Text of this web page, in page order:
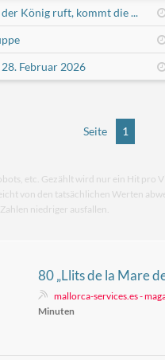
König ruft, kommt die ...
Februar 2026
Seite 1
etc. Gezählt wird nur ein Hit pro
von den tatsächlichen Werten
niedriger ausfallen.
80 „Llits de la Mare
Mariä Himmelfahrt
mallorca-services.es -
Minuten